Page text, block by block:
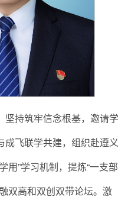
坚持筑牢信念根基，邀请学
成飞联学共建，组织赴遵义
用”学习机制，提炼“一支部
双高和双创双带论坛。激